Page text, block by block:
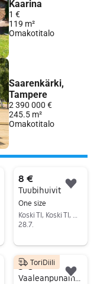
Lisää suosikiksi.
8 €
Tuubihuivit
One size
28.7.
Lisää suosikiksi.
5 €
Vaaleanpunainen reikäpitsikaulaliina
ToriDiili